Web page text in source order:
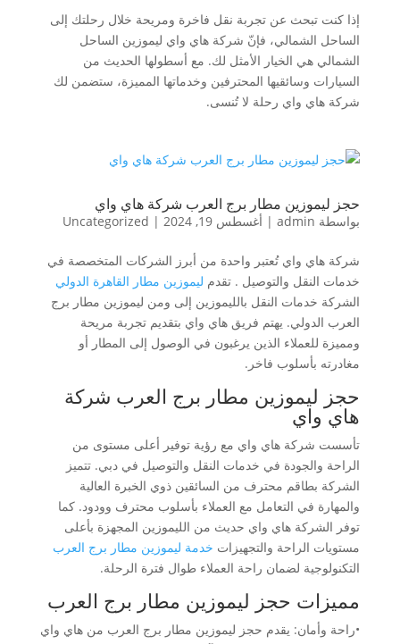
إذا كنت تبحث عن تجربة نقل فاخرة ومريحة خلال رحلتك إلى
الساحل الشمالي، فإنّ شركة هاي واي ليموزين الساحل
الشمالي هي الخيار الأمثل لك. مع أسطولها الحديث من
السيارات وسائقيها المحترفين وخدماتها المميزة، ستضمن لك
شركة هاي واي رحلة لا تُنسى.
حجز ليموزين مطار برج العرب شركة هاي واي
بواسطة admin
| أغسطس 19, 2024 |
Uncategorized
شركة هاي واي تُعتبر واحدة من أبرز الشركات المتخصصة في
خدمات النقل والتوصيل . تقدم ليموزين مطار القاهرة الدولي
الشركة خدمات النقل بالليموزين إلى ومن ليموزين مطار برج
العرب الدولي. يهتم فريق هاي واي بتقديم تجربة مريحة
ومميزة للعملاء الذين يرغبون في الوصول إلى المطار أو
مغادرته بأسلوب فاخر.
حجز ليموزين مطار برج العرب شركة
هاي واي
تأسست شركة هاي واي مع رؤية توفير أعلى مستوى من
الراحة والجودة في خدمات النقل والتوصيل في دبي. تتميز
الشركة بطاقم محترف من السائقين ذوي الخبرة العالية
والمهارة في التعامل مع العملاء بأسلوب محترف وودود. كما
توفر الشركة هاي واي حديث من الليموزين المجهزة بأعلى
مستويات الراحة والتجهيزات خدمة ليموزين مطار برج العرب
التكنولوجية لضمان راحة العملاء طوال فترة الرحلة.
مميزات حجز ليموزين مطار برج العرب
•راحة وأمان: يقدم حجز ليموزين مطار برج العرب من هاي واي